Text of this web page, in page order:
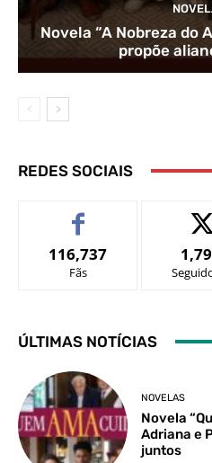
Novela “A Nobreza do
propõe
REDES SOCIAIS
116,737
Fãs
ÚLTIMAS NOTÍCIAS
NOVELAS
Novela
Adriana e
juntos